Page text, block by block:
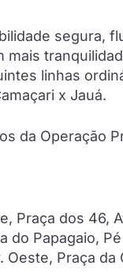
segura,
mais
linhas
x Jauá.
da Operação
Praça dos 46,
do Papagaio,
Praça da